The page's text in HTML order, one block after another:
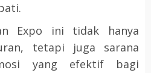
Expo ini tidak hanya
tetapi juga sarana
yang efektif bagi